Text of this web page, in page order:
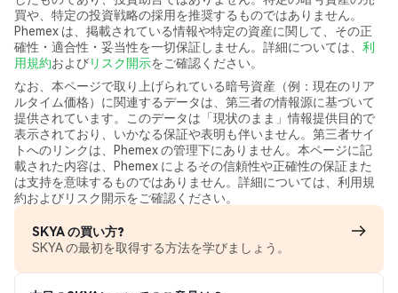
買や、特定の投資戦略の採用を推奨するものではありません。
Phemex は、掲載されている情報や特定の資産に関して、その正
確性・適合性・妥当性を一切保証しません。詳細については、 利
用規約およびリスク開示をご確認ください。
なお、本ページで取り上げられている暗号資産（例：現在のリア
ルタイム価格）に関連するデータは、第三者の情報源に基づいて
提供されています。このデータは「現状のまま」情報提供目的で
表示されており、いかなる保証や表明も伴いません。第三者サイ
トへのリンクは、Phemex の管理下にありません。本ページに記
載された内容は、Phemex によるその信頼性や正確性の保証また
は支持を意味するものではありません。詳細については、利用規
約およびリスク開示をご確認ください。
SKYA の買い方?
SKYA の最初を取得する方法を学びましょう。